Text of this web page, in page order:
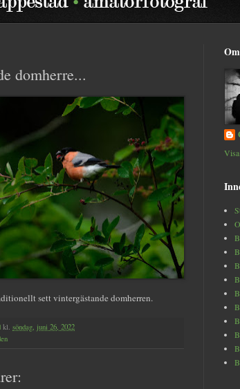
domherre...
sett vintergästande domherren.
kl. söndag, juni 26, 2022